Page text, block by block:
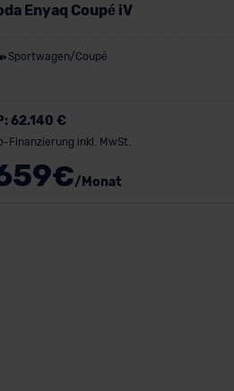
Enyaq Coupé iV
Sportwagen/Coupé
62.140 €
Finanzierung inkl. MwSt.
€/Monat